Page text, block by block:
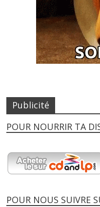
Publicité
POUR NOURRIR TA
POUR NOUS SUIVRE